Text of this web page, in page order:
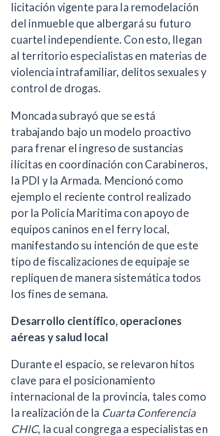
licitación vigente para la remodelación
del inmueble que albergará su futuro
cuartel independiente. Con esto, llegan
al territorio especialistas en materias de
violencia intrafamiliar, delitos sexuales y
control de drogas.
Moncada subrayó que se está
trabajando bajo un modelo proactivo
para frenar el ingreso de sustancias
ilícitas en coordinación con Carabineros,
la PDI y la Armada. Mencionó como
ejemplo el reciente control realizado
por la Policía Marítima con apoyo de
equipos caninos en el ferry local,
manifestando su intención de que este
tipo de fiscalizaciones de equipaje se
repliquen de manera sistemática todos
los fines de semana.
Desarrollo científico, operaciones
aéreas y salud local
Durante el espacio, se relevaron hitos
clave para el posicionamiento
internacional de la provincia, tales como
la realización de la Cuarta Conferencia
CHIC, la cual congrega a especialistas en